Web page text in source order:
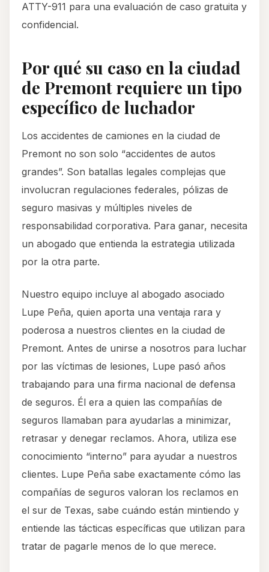
ATTY-911 para una evaluación de caso gratuita y
confidencial.
Por qué su caso en la ciudad
de Premont requiere un tipo
específico de luchador
Los accidentes de camiones en la ciudad de
Premont no son solo “accidentes de autos
grandes”. Son batallas legales complejas que
involucran regulaciones federales, pólizas de
seguro masivas y múltiples niveles de
responsabilidad corporativa. Para ganar, necesita
un abogado que entienda la estrategia utilizada
por la otra parte.
Nuestro equipo incluye al abogado asociado
Lupe Peña, quien aporta una ventaja rara y
poderosa a nuestros clientes en la ciudad de
Premont. Antes de unirse a nosotros para luchar
por las víctimas de lesiones, Lupe pasó años
trabajando para una firma nacional de defensa
de seguros. Él era a quien las compañías de
seguros llamaban para ayudarlas a minimizar,
retrasar y denegar reclamos. Ahora, utiliza ese
conocimiento “interno” para ayudar a nuestros
clientes. Lupe Peña sabe exactamente cómo las
compañías de seguros valoran los reclamos en
el sur de Texas, sabe cuándo están mintiendo y
entiende las tácticas específicas que utilizan para
tratar de pagarle menos de lo que merece.